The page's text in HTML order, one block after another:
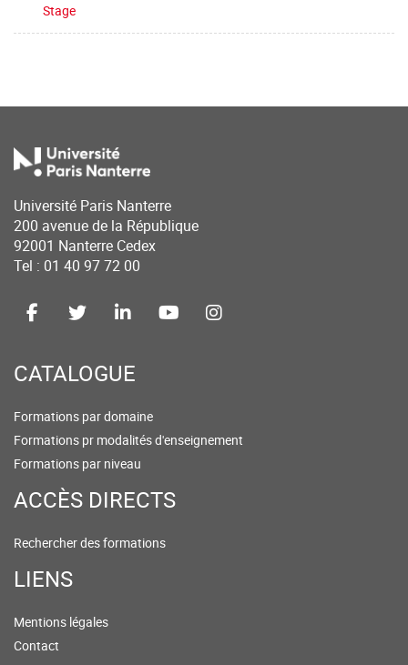
Stage
Université Paris Nanterre
200 avenue de la République
92001 Nanterre Cedex
Tel : 01 40 97 72 00
CATALOGUE
Formations par domaine
Formations pr modalités d'enseignement
Formations par niveau
ACCÈS DIRECTS
Rechercher des formations
LIENS
Mentions légales
Contact